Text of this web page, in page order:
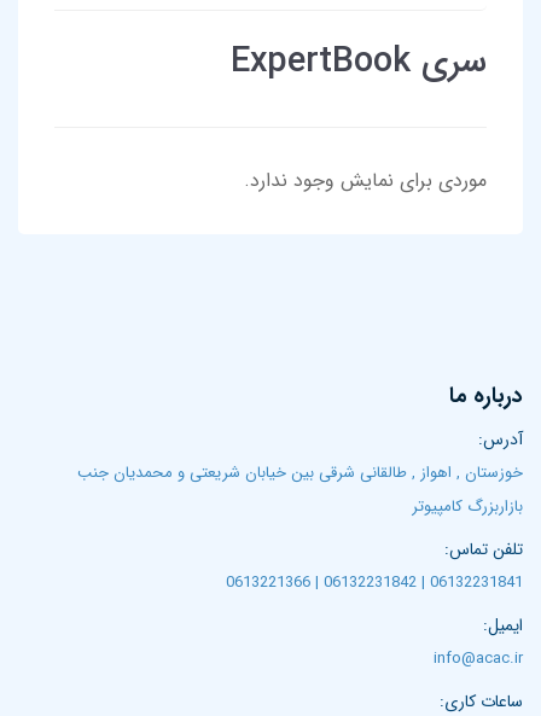
سری ExpertBook
موردی برای نمایش وجود ندارد.
درباره ما
آدرس:
خوزستان , اهواز , طالقانی شرقی بین خیابان شریعتی و محمدیان جنب
بازاربزرگ کامپیوتر
تلفن تماس:
06132231841 | 06132231842 | 0613221366
ایمیل:
info@acac.ir
ساعات کاری: